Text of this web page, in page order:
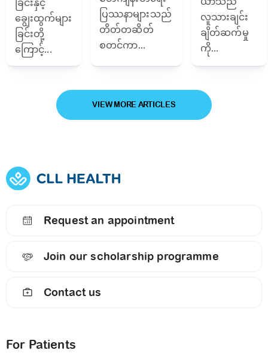
ခြင်းနှင့်
ချွေးထွက်များ
ခြင်းတို့
ကြောင့်...
ပြဿနာများသည်
တိတ်တဆိတ်
စတင်ကာ...
လူသားချင်း
ချိတ်ဆက်မှု
ကို...
VIEW MORE ARTICLES
Request an appointment
Join our scholarship programme
Contact us
For Patients